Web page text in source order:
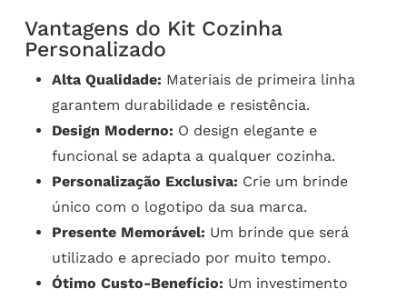
Vantagens do Kit Cozinha
Personalizado
Alta Qualidade: Materiais de primeira linha
garantem durabilidade e resistência.
Design Moderno: O design elegante e
funcional se adapta a qualquer cozinha.
Personalização Exclusiva: Crie um brinde
único com o logotipo da sua marca.
Presente Memorável: Um brinde que será
utilizado e apreciado por muito tempo.
Ótimo Custo-Benefício: Um investimento